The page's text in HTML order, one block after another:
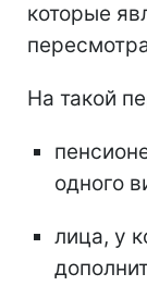
которые
На такой
одного
лица, у